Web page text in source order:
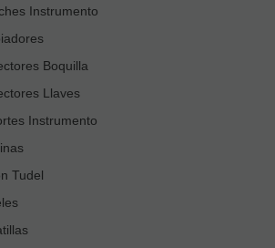
Instrumento
Boquilla
Llaves
Instrumento
Tudel